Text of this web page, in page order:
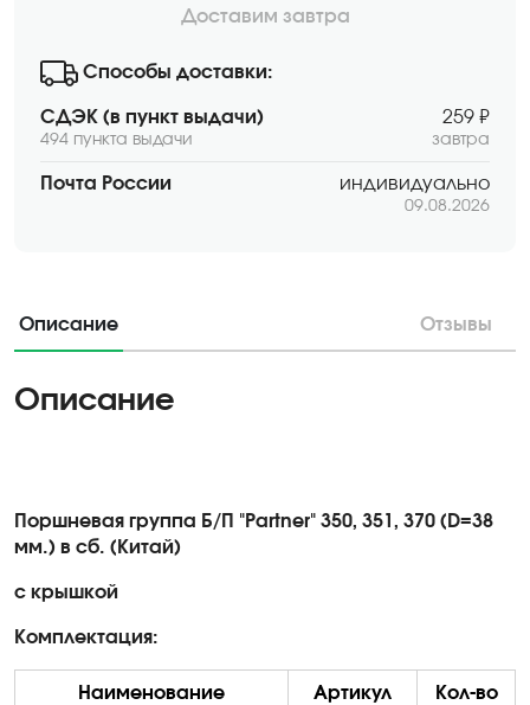
Доставим завтра
Способы доставки:
СДЭК (в пункт выдачи)
494 пункта выдачи
259 ₽
завтра
Почта России индивидуально
09.08.2026
Описание Отзывы
Описание
Поршневая группа Б/П "Partner" 350, 351, 370 (D=38
мм.) в сб. (Китай)
с крышкой
Комплектация:
Наименование Артикул Кол-во